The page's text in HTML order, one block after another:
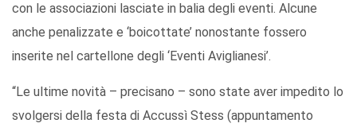
con le associazioni lasciate in balia degli eventi. Alcune
anche penalizzate e ‘boicottate’ nonostante fossero
inserite nel cartellone degli ‘Eventi Aviglianesi’.
“Le ultime novità – precisano – sono state aver impedito lo
svolgersi della festa di Accussì Stess (appuntamento